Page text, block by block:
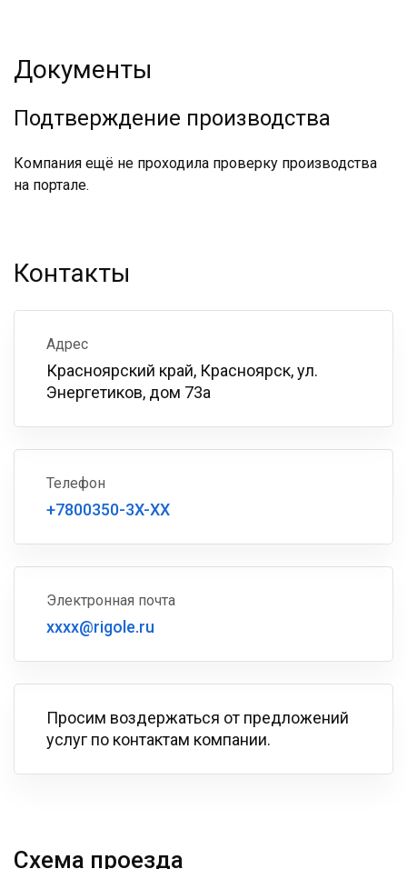
Документы
Подтверждение производства
Компания ещё не проходила проверку производства
на портале.
Контакты
Адрес
Красноярский край, Красноярск, ул.
Энергетиков, дом 73а
Телефон
+7800350-3X-XX
Электронная почта
xxxx@rigole.ru
Просим воздержаться от предложений
услуг по контактам компании.
Схема проезда